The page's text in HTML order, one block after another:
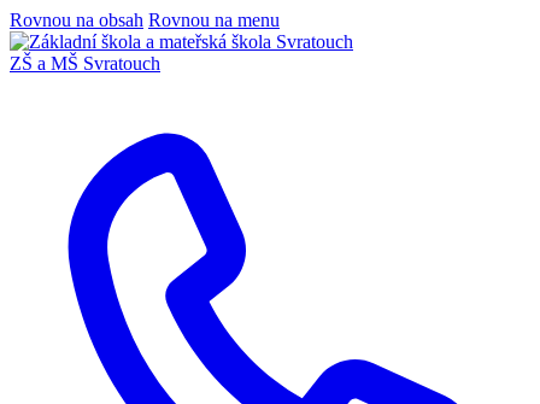
Rovnou na obsah Rovnou na menu
ZŠ a MŠ Svratouch